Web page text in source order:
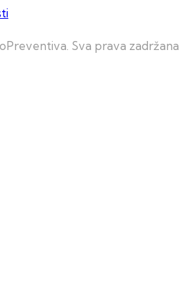
Sva prava zadržana